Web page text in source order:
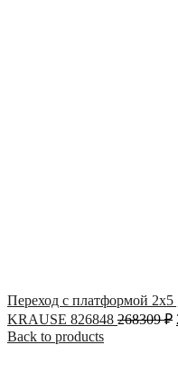
Переход с платформой
KRAUSE 826848 268309₽
Back to products